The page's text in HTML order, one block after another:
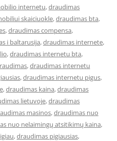
internetu,draudimas
skaiciuokle,draudimas bta,
,draudimas compensa,
i baltarusija,draudimas internete,
,draudimas internetu bta,
,draudimas internetu
,draudimas internetu pigus,
,draudimas kaina,draudimas
lietuvoje,draudimas
masinos,draudimas nuo
nuo nelaimingų atsitikimų kaina,
,draudimas pigiausias,